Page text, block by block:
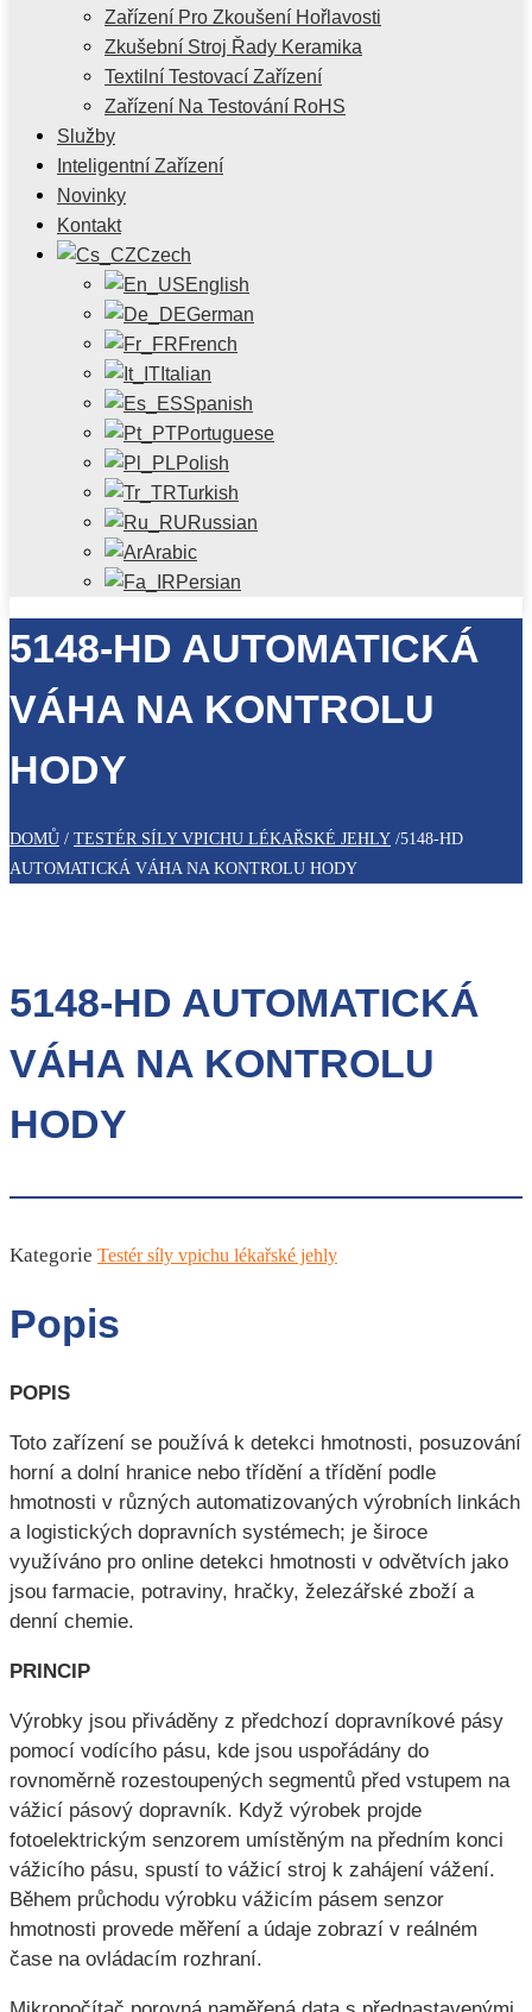
Zařízení Pro Zkoušení Hořlavosti
Zkušební Stroj Řady Keramika
Textilní Testovací Zařízení
Zařízení Na Testování RoHS
Služby
Inteligentní Zařízení
Novinky
Kontakt
Czech
English
German
French
Italian
Spanish
Portuguese
Polish
Turkish
Russian
Arabic
Persian
5148-HD AUTOMATICKÁ
VÁHA NA KONTROLU
HODY
DOMŮ / TESTÉR SÍLY VPICHU LÉKAŘSKÉ JEHLY /5148-HD
AUTOMATICKÁ VÁHA NA KONTROLU HODY
5148-HD AUTOMATICKÁ
VÁHA NA KONTROLU
HODY
Kategorie Testér síly vpichu lékařské jehly
Popis
POPIS
Toto zařízení se používá k detekci hmotnosti, posuzování
horní a dolní hranice nebo třídění a třídění podle
hmotnosti v různých automatizovaných výrobních linkách
a logistických dopravních systémech; je široce
využíváno pro online detekci hmotnosti v odvětvích jako
jsou farmacie, potraviny, hračky, železářské zboží a
denní chemie.
PRINCIP
Výrobky jsou přiváděny z předchozí dopravníkové pásy
pomocí vodícího pásu, kde jsou uspořádány do
rovnoměrně rozestoupených segmentů před vstupem na
vážicí pásový dopravník. Když výrobek projde
fotoelektrickým senzorem umístěným na předním konci
vážicího pásu, spustí to vážicí stroj k zahájení vážení.
Během průchodu výrobku vážicím pásem senzor
hmotnosti provede měření a údaje zobrazí v reálném
čase na ovládacím rozhraní.